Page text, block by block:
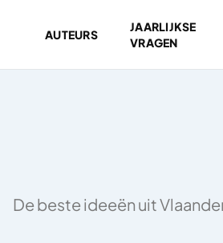
AUTEURS
JAARLIJKSE
VRAGEN
De beste ideeën uit